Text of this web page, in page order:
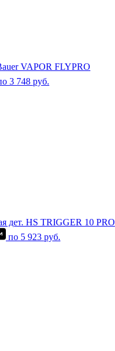
VAPOR FLYPRO
3 748 руб.
дет. HS TRIGGER 10 PRO
по 5 923 руб.